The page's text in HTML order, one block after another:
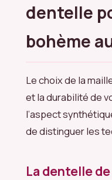
dentelle
bohème
Le choix de la
et la durabilité de
l’aspect
de distinguer les
La dentelle